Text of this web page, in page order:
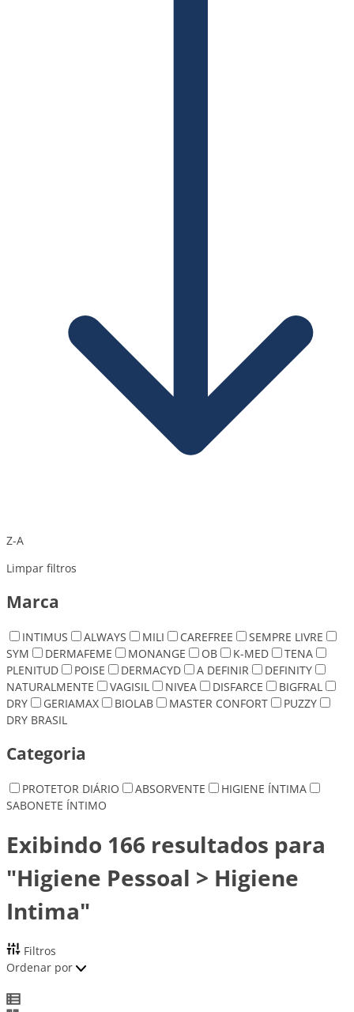
Z-A
Limpar filtros
Marca
INTIMUS ALWAYS MILI CAREFREE
SEMPRE LIVRE
SYM
DERMAFEME MONANGE OB K-MED
TENA
PLENITUD
POISE DERMACYD A DEFINIR
DEFINITY
NATURALMENTE
VAGISIL NIVEA DISFARCE
BIGFRAL
DRY
GERIAMAX BIOLAB MASTER CONFORT
PUZZY
DRY BRASIL
Categoria
PROTETOR DIÁRIO ABSORVENTE
HIGIENE ÍNTIMA
SABONETE ÍNTIMO
Exibindo 166 resultados para
"Higiene Pessoal > Higiene
Intima"
Filtros
Ordenar por